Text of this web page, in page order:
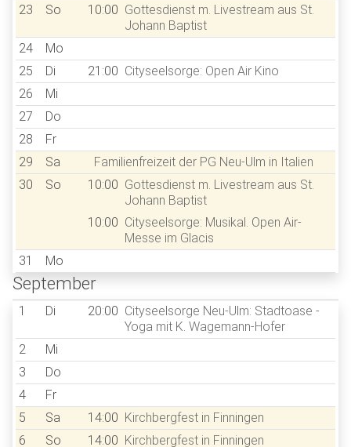
23
So 10:00 Gottesdienst m. Livestream aus St.
Johann Baptist
24
Mo
25
Di 21:00 Cityseelsorge: Open Air Kino
26
Mi
27
Do
28
Fr
29
Sa
Familienfreizeit der PG Neu-Ulm in Italien
30
So 10:00 Gottesdienst m. Livestream aus St.
Johann Baptist
10:00 Cityseelsorge: Musikal. Open Air-
Messe im Glacis
31
Mo
September
1 Di 20:00 Cityseelsorge Neu-Ulm: Stadtoase -
Yoga mit K. Wagemann-Hofer
2
Mi
3
Do
4
Fr
5
Sa 14:00 Kirchbergfest in Finningen
6
So 14:00 Kirchbergfest in Finningen